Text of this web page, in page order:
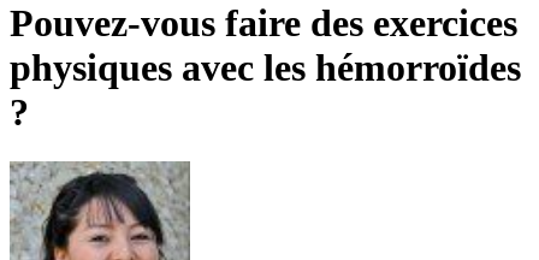
Pouvez-vous faire des exercices
physiques avec les hémorroïdes
?